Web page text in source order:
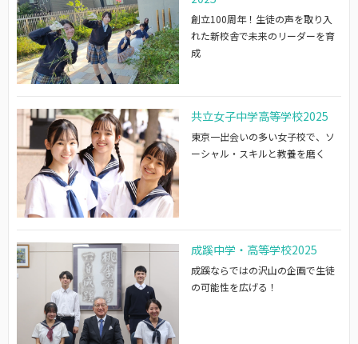
創立100周年！生徒の声を取り入
れた新校舎で未来のリーダーを育
成
共立女子中学高等学校2025
東京一出会いの多い女子校で、ソ
ーシャル・スキルと教養を磨く
成蹊中学・高等学校2025
成蹊ならではの沢山の企画で生徒
の可能性を広げる！